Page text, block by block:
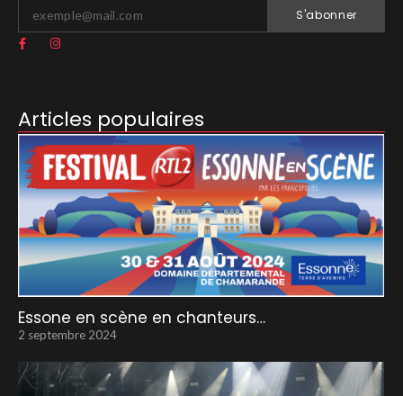
S'abonner
Articles populaires
Essone en scène en chanteurs…
2 septembre 2024